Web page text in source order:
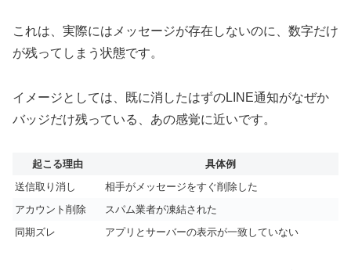
これは、実際にはメッセージが存在しないのに、数字だけ
が残ってしまう状態です。
イメージとしては、既に消したはずのLINE通知がなぜか
バッジだけ残っている、あの感覚に近いです。
起こる理由
具体例
送信取り消し
相手がメッセージをすぐ削除した
アカウント削除
スパム業者が凍結された
同期ズレ
アプリとサーバーの表示が一致していない